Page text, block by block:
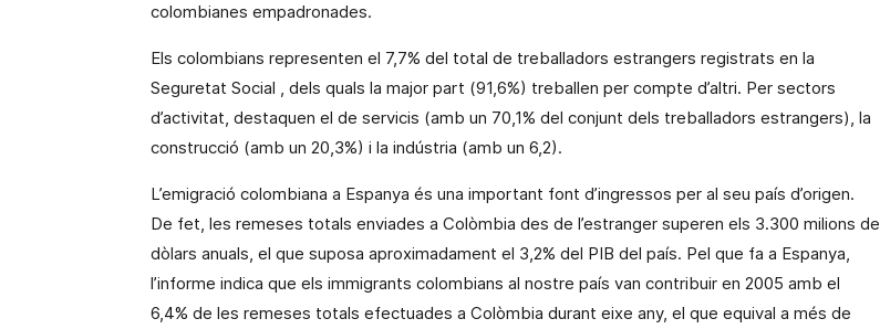
colombianes empadronades.
Els colombians representen el 7,7% del total de treballadors estrangers registrats en la
Seguretat Social , dels quals la major part (91,6%) treballen per compte d’altri. Per sectors
d’activitat, destaquen el de servicis (amb un 70,1% del conjunt dels treballadors estrangers), la
construcció (amb un 20,3%) i la indústria (amb un 6,2).
L’emigració colombiana a Espanya és una important font d’ingressos per al seu país d’origen.
De fet, les remeses totals enviades a Colòmbia des de l’estranger superen els 3.300 milions de
dòlars anuals, el que suposa aproximadament el 3,2% del PIB del país. Pel que fa a Espanya,
l’informe indica que els immigrants colombians al nostre país van contribuir en 2005 amb el
6,4% de les remeses totals efectuades a Colòmbia durant eixe any, el que equival a més de